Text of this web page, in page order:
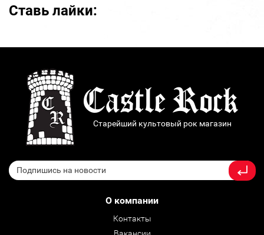
Ставь лайки:
Старейший культовый рок магазин
О компании
Контакты
Вакансии